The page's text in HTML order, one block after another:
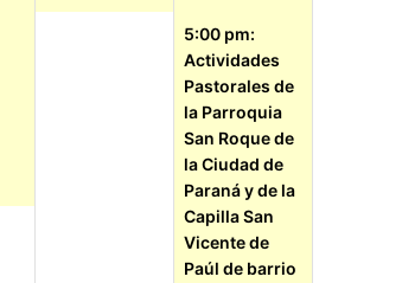
5:00 pm:
Actividades
Pastorales de
la Parroquia
San Roque de
la Ciudad de
Paraná y de la
Capilla San
Vicente de
Paúl de barrio